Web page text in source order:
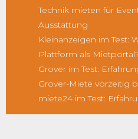
Technik mieten für
Ausstattung
Kleinanzeigen im Test:
Plattform als
Grover im Test:
Grover-Miete vorzeitig
miete24 im Test: